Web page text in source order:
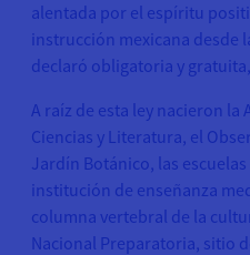
alentada por el espíritu
instrucción mexicana desde
declaró obligatoria y
A raíz de esta ley nacieron la
Ciencias y Literatura, el
Jardín Botánico, las
institución de enseñanza
columna vertebral de la
Nacional Preparatoria, sitio